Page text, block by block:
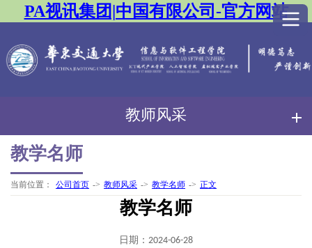
PA视讯集团|中国有限公司-官方网站
教师风采
教学名师
当前位置： 公司首页 -> 教师风采 -> 教学名师 -> 正文
教学名师
日期：2024-06-28